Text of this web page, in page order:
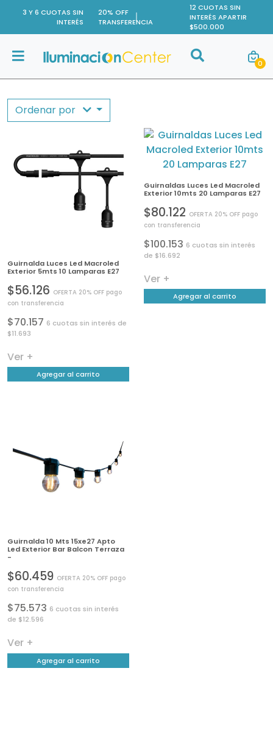
3 Y 6 CUOTAS SIN
INTERÉS
20% OFF
TRANSFERENCIA
12 CUOTAS SIN
INTERÉS APARTIR
$500.000
Buscar
Buscar
0
Ordenar por
Guirnalda Luces Led Macroled
Exterior 5mts 10 Lamparas E27
$56.126 OFERTA 20% OFF pago
con transferencia
$70.157 6 cuotas sin interés de
$11.693
Ver +
Agregar al carrito
Guirnaldas Luces Led Macroled
Exterior 10mts 20 Lamparas E27
$80.122 OFERTA 20% OFF pago
con transferencia
$100.153 6 cuotas sin interés
de $16.692
Ver +
Agregar al carrito
Guirnalda 10 Mts 15xe27 Apto
Led Exterior Bar Balcon Terraza
-
$60.459 OFERTA 20% OFF pago
con transferencia
$75.573 6 cuotas sin interés
de $12.596
Ver +
Agregar al carrito